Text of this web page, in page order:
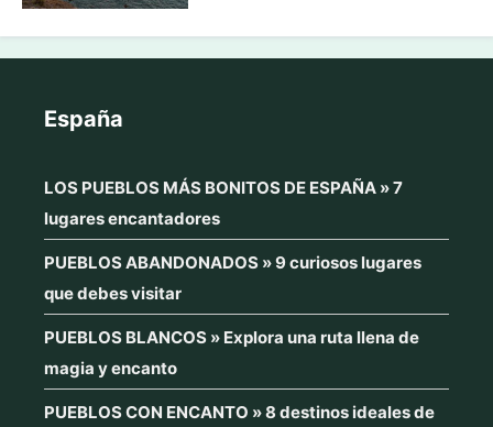
España
LOS PUEBLOS MÁS BONITOS DE ESPAÑA » 7
lugares encantadores
PUEBLOS ABANDONADOS » 9 curiosos lugares
que debes visitar
PUEBLOS BLANCOS » Explora una ruta llena de
magia y encanto
PUEBLOS CON ENCANTO » 8 destinos ideales de